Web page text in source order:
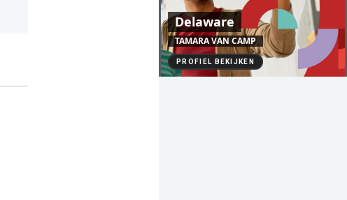
Delaware
TAMARA VAN CAMP
PROFIEL BEKIJKEN